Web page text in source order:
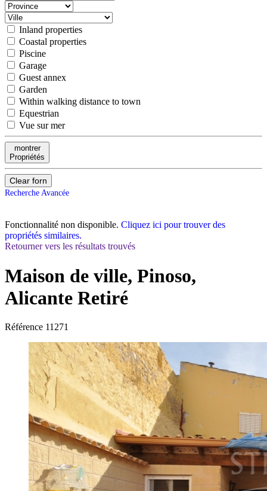
Inland properties
Coastal properties
Piscine
Garage
Guest annex
Garden
Within walking distance to town
Equestrian
Vue sur mer
montrer
Propriétés
Clear forn
Recherche Avancée
Fonctionnalité non disponible. Cliquez ici pour trouver des
propriétés similaires.
Retourner vers les résultats trouvés
Maison de ville, Pinoso,
Alicante Retiré
Référence 11271